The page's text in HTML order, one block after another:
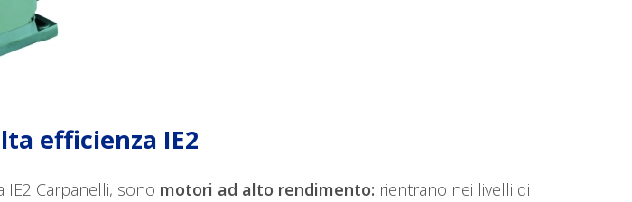
efficienza IE2
Carpanelli, sono motori ad alto rendimento: rientrano nei livelli di